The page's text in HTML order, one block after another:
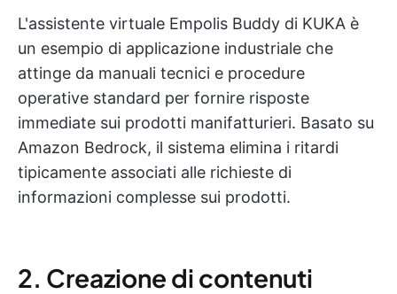
L'assistente virtuale Empolis Buddy di KUKA è
un esempio di applicazione industriale che
attinge da manuali tecnici e procedure
operative standard per fornire risposte
immediate sui prodotti manifatturieri. Basato su
Amazon Bedrock, il sistema elimina i ritardi
tipicamente associati alle richieste di
informazioni complesse sui prodotti.
2. Creazione di contenuti